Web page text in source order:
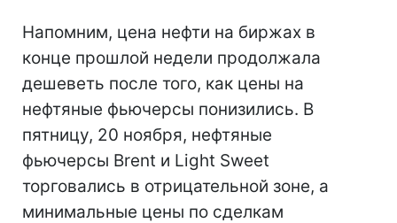
Напомним, цена нефти на биржах в
конце прошлой недели продолжала
дешеветь после того, как цены на
нефтяные фьючерсы понизились. В
пятницу, 20 ноября, нефтяные
фьючерсы Brent и Light Sweet
торговались в отрицательной зоне, а
минимальные цены по сделкам